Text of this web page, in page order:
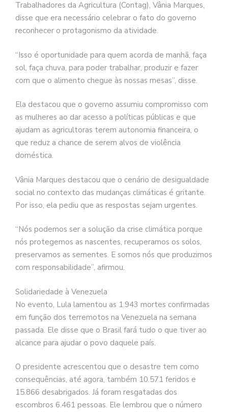
Trabalhadores da Agricultura (Contag), Vânia Marques,
disse que era necessário celebrar o fato do governo
reconhecer o protagonismo da atividade.
“Isso é oportunidade para quem acorda de manhã, faça
sol, faça chuva, para poder trabalhar, produzir e fazer
com que o alimento chegue às nossas mesas”, disse.
Ela destacou que o governo assumiu compromisso com
as mulheres ao dar acesso a políticas públicas e que
ajudam as agricultoras terem autonomia financeira, o
que reduz a chance de serem alvos de violência
doméstica.
Vânia Marques destacou que o cenário de desigualdade
social no contexto das mudanças climáticas é gritante.
Por isso, ela pediu que as respostas sejam urgentes.
“Nós podemos ser a solução da crise climática porque
nós protegemos as nascentes, recuperamos os solos,
preservamos as sementes. E somos nós que produzimos
com responsabilidade”, afirmou.
Solidariedade à Venezuela
No evento, Lula lamentou as 1.943 mortes confirmadas
em função dos terremotos na Venezuela na semana
passada. Ele disse que o Brasil fará tudo o que tiver ao
alcance para ajudar o povo daquele país.
O presidente acrescentou que o desastre tem como
consequências, até agora, também 10.571 feridos e
15.866 desabrigados. Já foram resgatadas dos
escombros 6.461 pessoas. Ele lembrou que o número